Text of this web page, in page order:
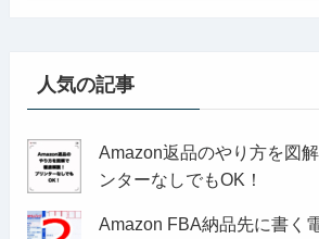
人気の記事
Amazon返品のやり方を図
ンターなしでもOK！
Amazon FBA納品先に書く